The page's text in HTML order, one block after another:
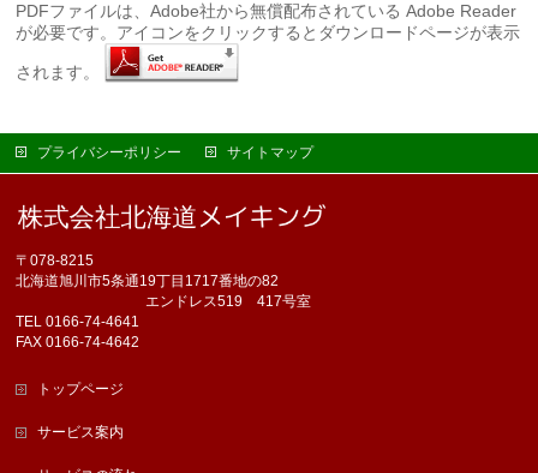
PDFファイルは、Adobe社から無償配布されている Adobe Reader
が必要です。アイコンをクリックするとダウンロードページが表示
されます。
プライバシーポリシー サイトマップ
〒078-8215
北海道旭川市5条通19丁目1717番地の82
エンドレス519 417号室
TEL 0166-74-4641
FAX 0166-74-4642
トップページ
サービス案内